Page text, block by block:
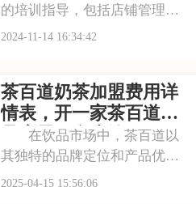
的培训指导，包括店铺管理、
产品制作、市场营销等方面。
厅运营提供有力保障。本文将
为你详细介绍加盟德克士总共
需要多少费用，加盟
2024-11-14 16:34:42
茶百道奶茶加盟费用详
情表，开一家茶百道饮
品店需要多少钱
在饮品市场中，茶百道以
其独特的品牌定位和产品优
势，成功吸引了大量忠实消费
2025-04-15 15:56:06